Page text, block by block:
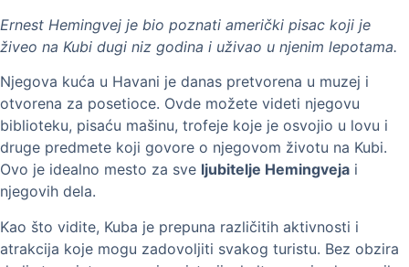
Ernest Hemingvej je bio poznati američki pisac koji je
živeo na Kubi dugi niz godina i uživao u njenim lepotama.
Njegova kuća u Havani je danas pretvorena u muzej i
otvorena za posetioce. Ovde možete videti njegovu
biblioteku, pisaću mašinu, trofeje koje je osvojio u lovu i
druge predmete koji govore o njegovom životu na Kubi.
Ovo je idealno mesto za sve ljubitelje Hemingveja i
njegovih dela.
Kao što vidite, Kuba je prepuna različitih aktivnosti i
atrakcija koje mogu zadovoljiti svakog turistu. Bez obzira